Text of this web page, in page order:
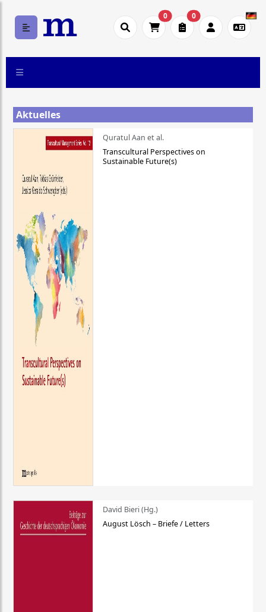
0 0
Aktuelles
Quratul Aan et al.
Transcultural Perspectives on
Sustainable Future(s)
David Bieri (Hg.)
August Lösch – Briefe / Letters